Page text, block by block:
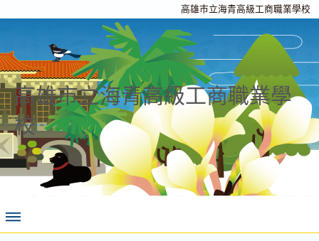
高雄市立海青高級工商職業學校
高雄市立海青高級工商職業學
校